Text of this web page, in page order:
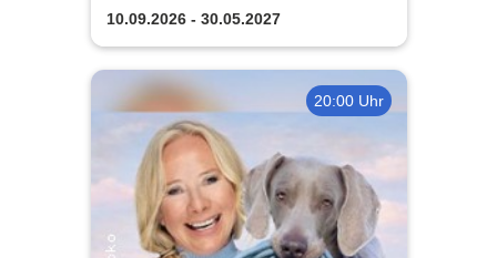
10.09.2026 - 30.05.2027
20:00 Uhr